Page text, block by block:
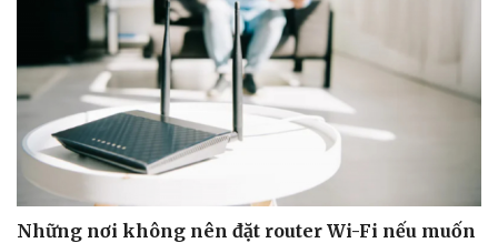
Những nơi không nên đặt router Wi-Fi nếu muốn